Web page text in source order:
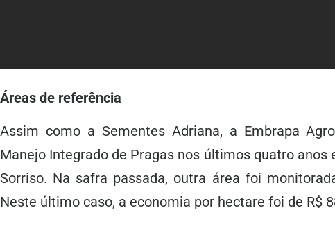
Áreas de referência
Assim como a Sementes Adriana, a Embrapa
Manejo Integrado de Pragas nos últimos quatro
Sorriso. Na safra passada, outra área foi
Neste último caso, a economia por hectare foi de R$